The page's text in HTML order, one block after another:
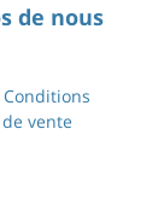
de nous
vente